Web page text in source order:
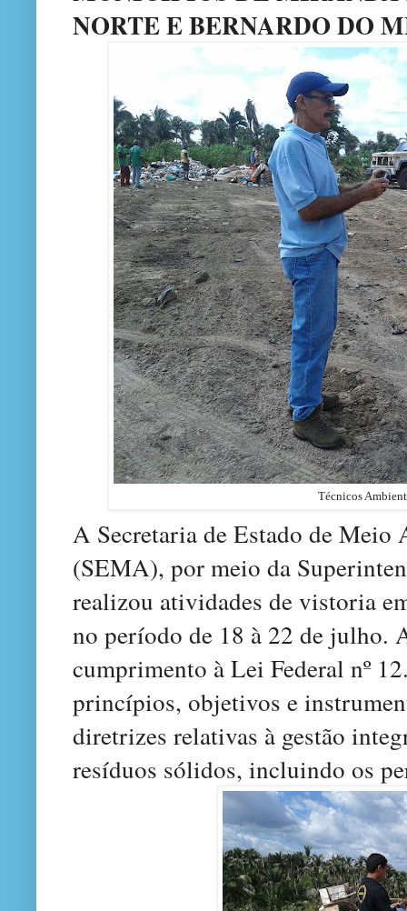
NORTE E BERNARDO DO
Técnicos
A Secretaria de Estado de Meio
(SEMA), por meio da
realizou atividades de vistoria
no período de 18 à 22 de julho.
cumprimento à Lei Federal nº
princípios, objetivos e
diretrizes relativas à gestão
resíduos sólidos, incluindo os